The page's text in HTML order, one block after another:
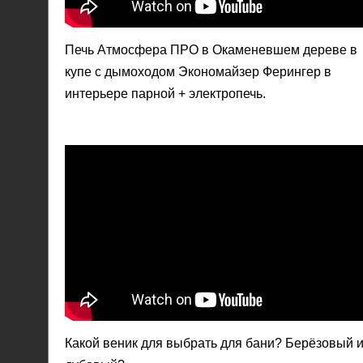
Печь Атмосфера ПРО в Окаменевшем дереве в
купе с дымоходом Экономайзер Ферингер в
интерьере парной + электропечь.
Какой веник для выбрать для бани? Берёзовый